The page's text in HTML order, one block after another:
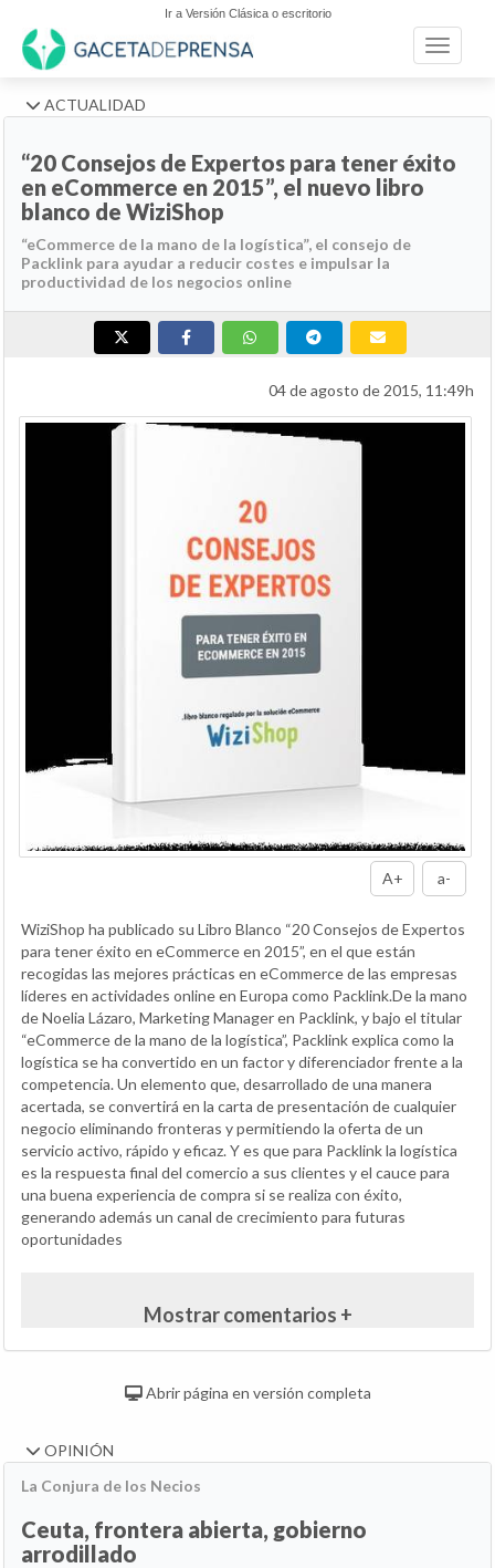
Ir a Versión Clásica o escritorio
Toggle
ACTUALIDAD
“20 Consejos de Expertos para tener éxito
en eCommerce en 2015”, el nuevo libro
blanco de WiziShop
“eCommerce de la mano de la logística”, el consejo de
Packlink para ayudar a reducir costes e impulsar la
productividad de los negocios online
04 de agosto de 2015, 11:49h
A+ a-
WiziShop ha publicado su Libro Blanco “20 Consejos de Expertos
para tener éxito en eCommerce en 2015”, en el que están
recogidas las mejores prácticas en eCommerce de las empresas
líderes en actividades online en Europa como Packlink.De la mano
de Noelia Lázaro, Marketing Manager en Packlink, y bajo el titular
“eCommerce de la mano de la logística”, Packlink explica como la
logística se ha convertido en un factor y diferenciador frente a la
competencia. Un elemento que, desarrollado de una manera
acertada, se convertirá en la carta de presentación de cualquier
negocio eliminando fronteras y permitiendo la oferta de un
servicio activo, rápido y eficaz. Y es que para Packlink la logística
es la respuesta final del comercio a sus clientes y el cauce para
una buena experiencia de compra si se realiza con éxito,
generando además un canal de crecimiento para futuras
oportunidades
Mostrar comentarios +
Abrir página en versión completa
OPINIÓN
La Conjura de los Necios
Ceuta, frontera abierta, gobierno
arrodillado